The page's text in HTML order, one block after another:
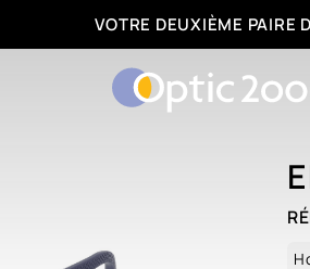
FACILITÉS DE PAIEMENT : 3,